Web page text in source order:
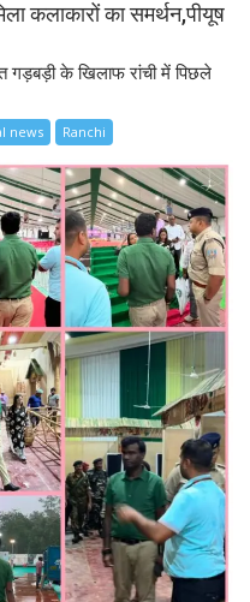
कलाकारों का समर्थन,पीयूष
गड़बड़ी के खिलाफ रांची में पिछले
news Ranchi